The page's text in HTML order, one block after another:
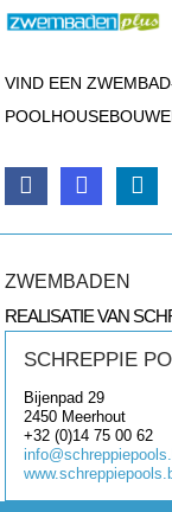
VIND EEN
ZWEMBADEN
REALISATIE VAN
SCHREPPIE
Bijenpad 29
2450 Meerhout
+32 (0)14 75 00 62